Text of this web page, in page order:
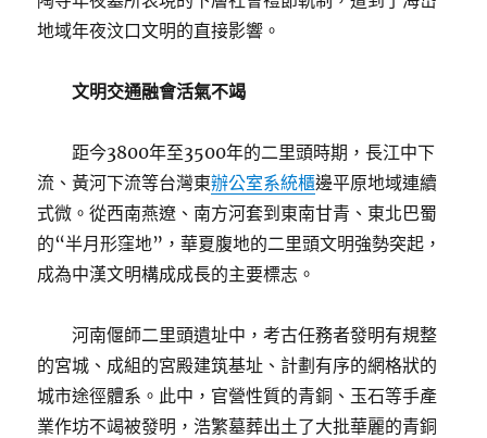
地域年夜汶口文明的直接影響。
文明交通融會活氣不竭
距今3800年至3500年的二里頭時期，長江中下
流、黃河下流等台灣東辦公室系統櫃邊平原地域連續
式微。從西南燕遼、南方河套到東南甘青、東北巴蜀
的“半月形窪地”，華夏腹地的二里頭文明強勢突起，
成為中漢文明構成成長的主要標志。
河南偃師二里頭遺址中，考古任務者發明有規整
的宮城、成組的宮殿建筑基址、計劃有序的網格狀的
城市途徑體系。此中，官營性質的青銅、玉石等手產
業作坊不竭被發明，浩繁墓葬出土了大批華麗的青銅